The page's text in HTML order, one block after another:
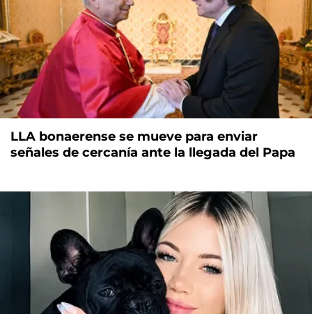
LLA bonaerense se mueve para enviar
señales de cercanía ante la llegada del Papa